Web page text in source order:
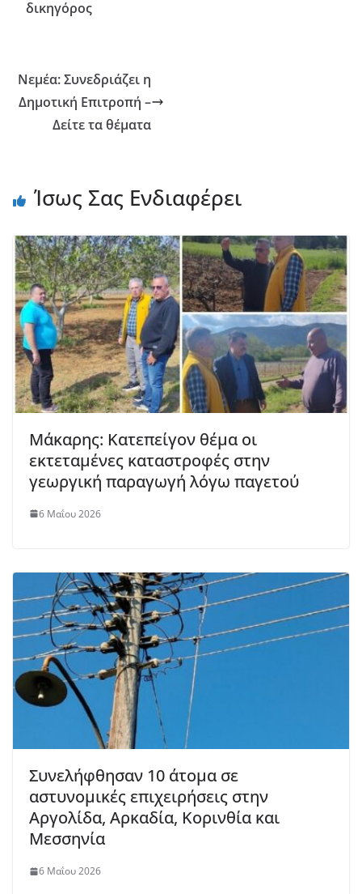
δικηγόρος
Νεμέα: Συνεδριάζει η
Δημοτική Επιτροπή –
Δείτε τα θέματα
Ίσως Σας Ενδιαφέρει
Μάκαρης: Κατεπείγον θέμα οι
εκτεταμένες καταστροφές στην
γεωργική παραγωγή λόγω παγετού
6 Μαΐου 2026
Συνελήφθησαν 10 άτομα σε
αστυνομικές επιχειρήσεις στην
Αργολίδα, Αρκαδία, Κορινθία και
Μεσσηνία
6 Μαΐου 2026